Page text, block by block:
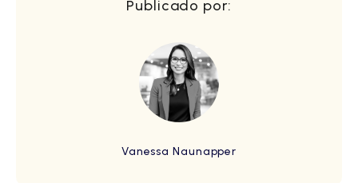
Publicado por:
Vanessa Naunapper